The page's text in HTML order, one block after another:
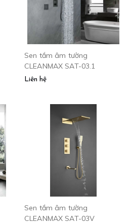
Sen tắm âm tường
CLEANMAX SAT-03.1
Liên hệ
Sen tắm âm tường
CLEANMAX SAT-03V